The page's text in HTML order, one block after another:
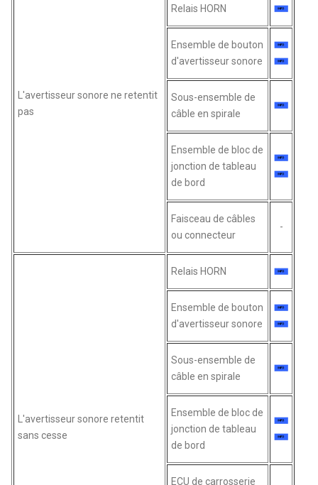
L'avertisseur sonore ne retentit
pas
Relais HORN
Ensemble de bouton
d'avertisseur sonore
Sous-ensemble de
câble en spirale
Ensemble de bloc de
jonction de tableau
de bord
Faisceau de câbles
ou connecteur
-
L'avertisseur sonore retentit
sans cesse
Relais HORN
Ensemble de bouton
d'avertisseur sonore
Sous-ensemble de
câble en spirale
Ensemble de bloc de
jonction de tableau
de bord
ECU de carrosserie